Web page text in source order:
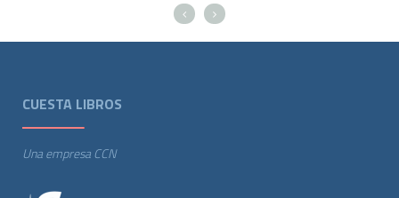
CUESTA LIBROS
Una empresa CCN